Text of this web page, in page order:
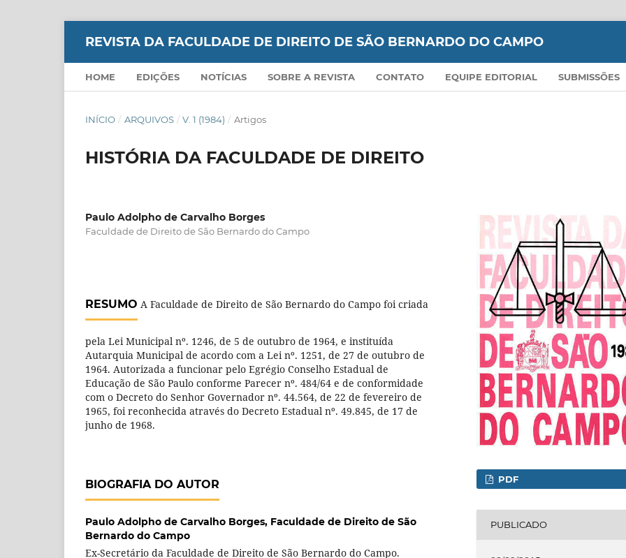
REVISTA DA FACULDADE DE DIREITO DE SÃO BERNARDO DO CAMPO
HOME EDIÇÕES NOTÍCIAS SOBRE A REVISTA CONTATO EQUIPE EDITORIAL SUBMISSÕES
INÍCIO / ARQUIVOS / V. 1 (1984) / Artigos
HISTÓRIA DA FACULDADE DE DIREITO
Paulo Adolpho de Carvalho Borges
Faculdade de Direito de São Bernardo do Campo
RESUMO A Faculdade de Direito de São Bernardo do Campo foi criada
pela Lei Municipal nº. 1246, de 5 de outubro de 1964, e instituída
Autarquia Municipal de acordo com a Lei nº. 1251, de 27 de outubro de
1964. Autorizada a funcionar pelo Egrégio Conselho Estadual de
Educação de São Paulo conforme Parecer nº. 484/64 e de conformidade
com o Decreto do Senhor Governador nº. 44.564, de 22 de fevereiro de
1965, foi reconhecida através do Decreto Estadual nº. 49.845, de 17 de
junho de 1968.
BIOGRAFIA DO AUTOR
Paulo Adolpho de Carvalho Borges, Faculdade de Direito de São
Bernardo do Campo
Ex-Secretário da Faculdade de Direito de São Bernardo do Campo.
PDF
PUBLICADO